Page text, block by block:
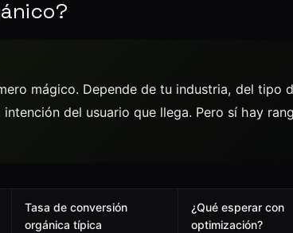
mágico. Depende de tu industria, del tipo
intención del usuario que llega. Pero sí hay
Tasa de conversión
orgánica típica
¿Qué esperar con
optimización?